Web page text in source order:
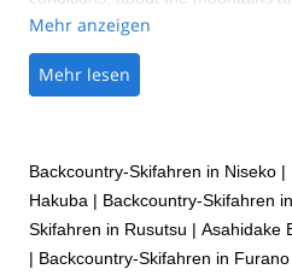
general. Even after our trip with
privileged to have shared his
will never forget our time in
Mehr anzeigen
Mehr lesen
Backcountry-Skifahren in Niseko |
Hakuba | Backcountry-Skifahren
Skifahren in Rusutsu | Asahidake
| Backcountry-Skifahren in Furano